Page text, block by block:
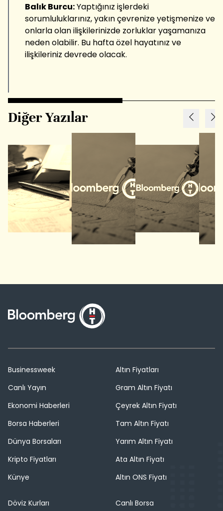
Balık Burcu:Yaptığınız işlerdeki
sorumluluklarınız, yakın çevrenize yetişmenize ve
onlarla olan ilişkilerinizde zorluklar yaşamanıza
neden olabilir. Bu hafta özel hayatınız ve
ilişkileriniz devrede olacak.
Diğer Yazılar
Businessweek
Canlı Yayın
Ekonomi Haberleri
Borsa Haberleri
Dünya Borsaları
Kripto Fiyatları
Künye
Altın Fiyatları
Gram Altın Fiyatı
Çeyrek Altın Fiyatı
Tam Altın Fiyatı
Yarım Altın Fiyatı
Ata Altın Fiyatı
Altın ONS Fiyatı
Döviz Kurları
Canlı Borsa